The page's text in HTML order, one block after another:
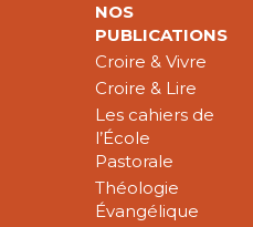
NOS
PUBLICATIONS
Croire & Vivre
Croire & Lire
Les cahiers de
l’École
Pastorale
Théologie
Évangélique